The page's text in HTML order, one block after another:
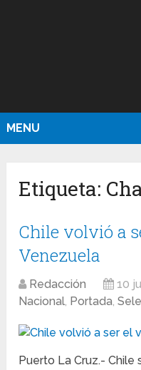
MENU
Etiqueta:
Chile volvió a
Venezuela
Redacción 10
Nacional, Portada,
Puerto La Cruz.-